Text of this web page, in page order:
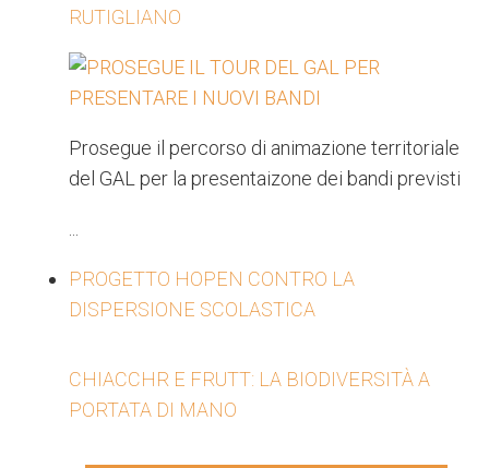
RUTIGLIANO
Prosegue il percorso di animazione territoriale
del GAL per la presentaizone dei bandi previsti
PROGETTO HOPEN CONTRO LA
DISPERSIONE SCOLASTICA
CHIACCHR E FRUTT: LA BIODIVERSITÀ A
PORTATA DI MANO